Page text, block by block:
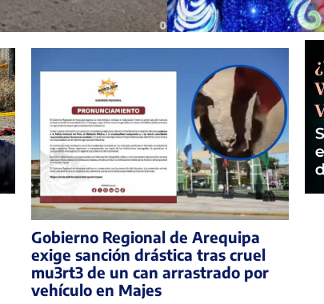
Gobierno Regional de Arequipa
exige sanción drástica tras cruel
mu3rt3 de un can arrastrado por
vehículo en Majes